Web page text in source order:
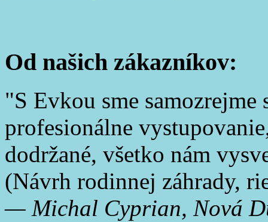
Od našich zákazníkov:
S Evkou sme
profesionálne
dodržané, všetko nám
(Návrh rodinnej záhrady,
— Michal Cyprian, Nová